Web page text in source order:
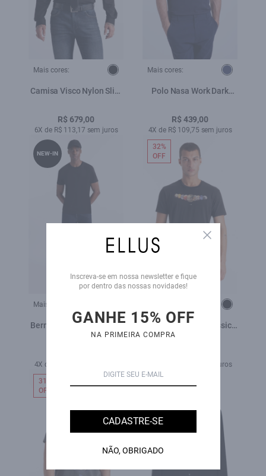
Mais cores:
Camisa Visco Nylon Slim
R$ 679,00
6X de R$ 113,17 sem juros
Mais cores:
Polo Nasa Work Dark
R$ 439,00
4X de R$ 109,75 sem juros
Mais cores:
Bermuda First Blue Long
Lav.Escuro
4X de R$ 119,75 sem juros
NEW-IN
T-Shirt Planets Classic
1X de R$ 189,00 sem juros
32%
OFF
31%
OFF
NEW-IN
Close
Inscreva-se em nossa newsletter e fique
por dentro das nossas novidades!
GANHE 15% OFF
NA PRIMEIRA COMPRA
CADASTRE-SE
NÃO, OBRIGADO